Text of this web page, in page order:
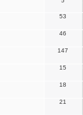
53
46
147
15
18
21